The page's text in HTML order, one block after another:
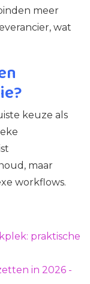
meer
wat
keuze als
maar
workflows.
praktische
in 2026 -